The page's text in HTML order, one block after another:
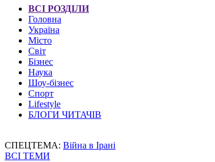
ВСІ РОЗДІЛИ
Головна
Україна
Місто
Світ
Бізнес
Наука
Шоу-бізнес
Спорт
Lifestyle
БЛОГИ ЧИТАЧІВ
СПЕЦТЕМА: Війна в Ірані
ВСІ ТЕМИ